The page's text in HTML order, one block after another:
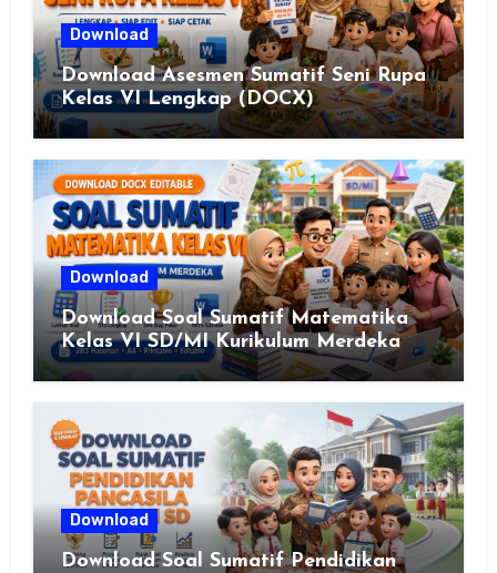
Download
Download Asesmen Sumatif Seni Rupa
Kelas VI Lengkap (DOCX)
Download
Download Soal Sumatif Matematika
Kelas VI SD/MI Kurikulum Merdeka
Download
Download Soal Sumatif Pendidikan